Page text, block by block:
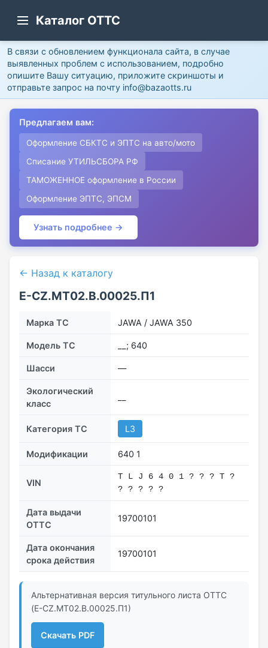
Каталог ОТТС
В связи с обновлением функционала сайта, в случае
выявленных проблем с использованием, подробно
опишите Вашу ситуацию, приложите скриншоты и
отправьте запрос на почту info@bazaotts.ru
Предлагаем вам:
Оформление СБКТС и ЭПТС на авто/мото
Списание УТИЛЬСБОРА РФ
ТАМОЖЕННОЕ оформление в России
Оформление ЭПТС, ЭПСМ
Узнать подробнее →
← Назад к каталогу
E-CZ.МТ02.B.00025.П1
Марка ТС JAWA / JAWA 350
Модель ТС __; 640
Шасси ―
Экологический
класс
Категория ТС L3
Модификации 640 1
VIN
T L J 6 4 0 1 ? ? ? T ?
? ? ? ? ?
Дата выдачи
ОТТС
19700101
Дата окончания
срока действия
19700101
Альтернативная версия титульного листа ОТТС
(E-CZ.МТ02.B.00025.П1)
Скачать PDF